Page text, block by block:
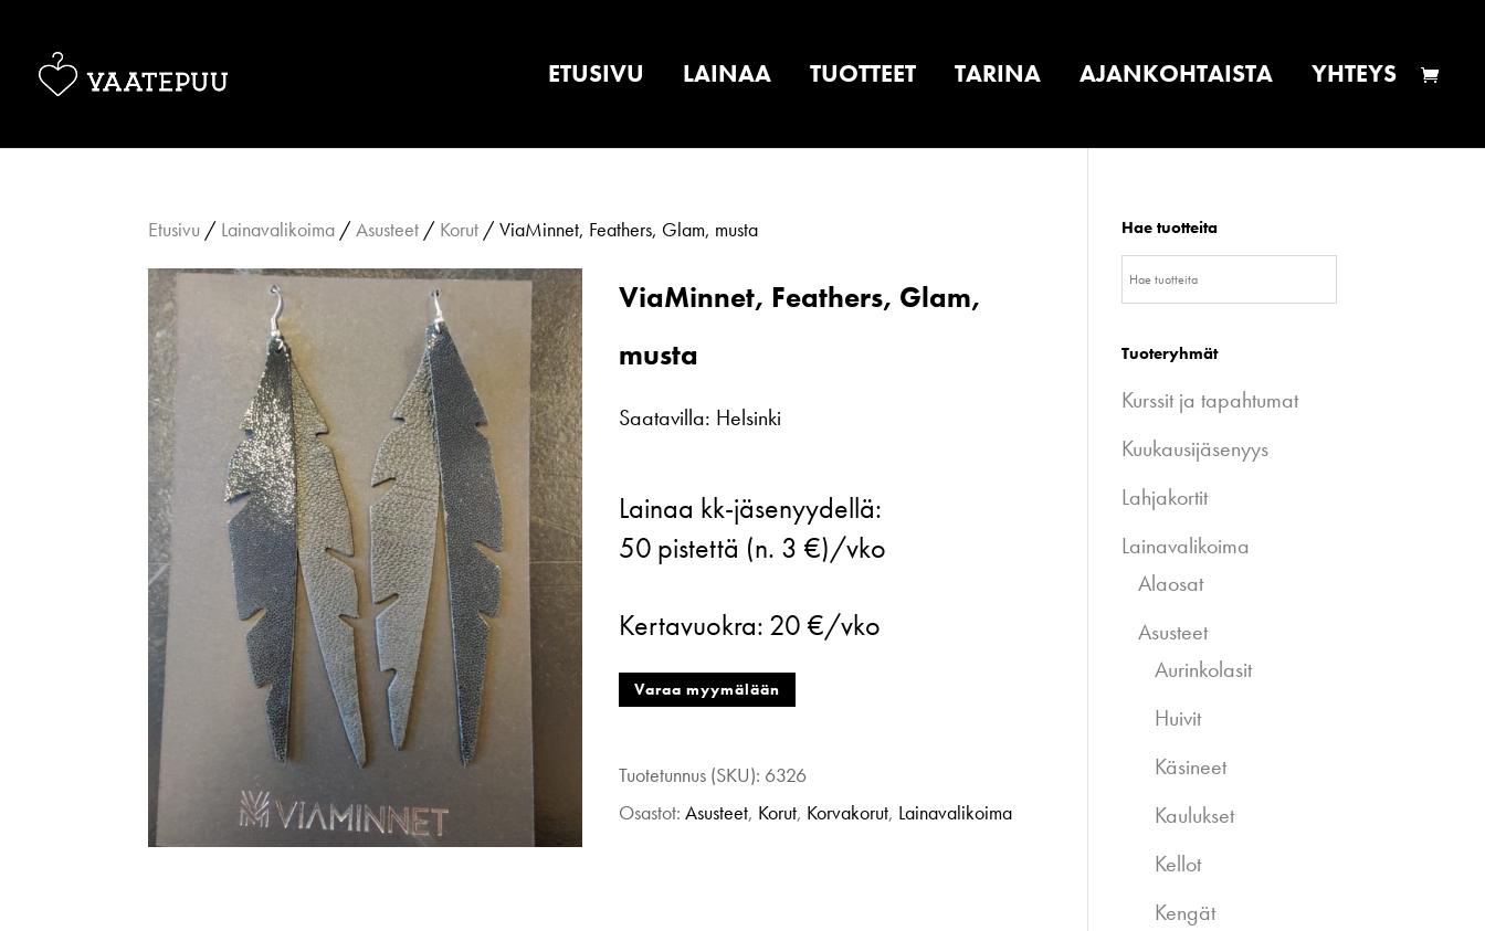
ETUSIVU LAINAA TUOTTEET TARINA AJANKOHTAISTA YHTEYS
Etusivu / Lainavalikoima /Asusteet / Korut / ViaMinnet, Feathers, Glam, musta
ViaMinnet, Feathers, Glam,
musta
Saatavilla: Helsinki
Feathers,
Glam,
määrä
Lainaa kk-jäsenyydellä:
50 pistettä (n. 3 €)/vko
Kertavuokra: 20 €/vko
Varaa myymälään
Tuotetunnus (SKU): 6326
Osastot:Asusteet, Korut, Korvakorut, Lainavalikoima
Hae tuotteita
Tuoteryhmät
Kurssit ja tapahtumat
Kuukausijäsenyys
Lahjakortit
Lainavalikoima
Alaosat
Asusteet
Aurinkolasit
Huivit
Käsineet
Kaulukset
Kellot
Kengät